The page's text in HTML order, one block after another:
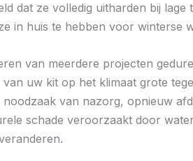
dat ze volledig uitharden bij
in huis te hebben voor winterse
van meerdere projecten
van uw kit op het klimaat grote
noodzaak van nazorg, opnieuw
schade veroorzaakt door